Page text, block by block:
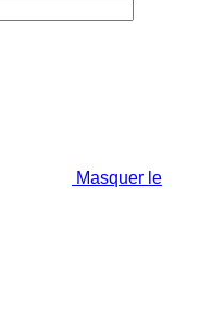
Masquer le